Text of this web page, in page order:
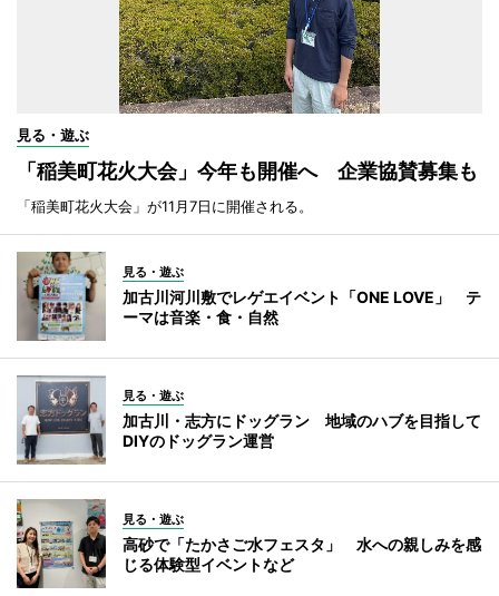
見る・遊ぶ
「稲美町花火大会」今年も開催へ 企業協賛募集も
「稲美町花火大会」が11月7日に開催される。
見る・遊ぶ
加古川河川敷でレゲエイベント「ONE LOVE」 テ
ーマは音楽・食・自然
見る・遊ぶ
加古川・志方にドッグラン 地域のハブを目指して
DIYのドッグラン運営
見る・遊ぶ
高砂で「たかさご水フェスタ」 水への親しみを感
じる体験型イベントなど